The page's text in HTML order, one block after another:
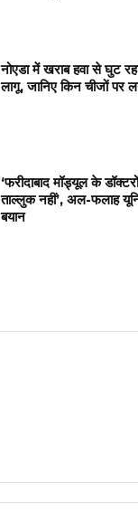
नोएडा में खराब हवा से घुट
लागू, जानिए किन चीजों पर
‘फरीदाबाद मॉड्यूल के
ताल्लुक नहीं’, अल-फलाह
बयान